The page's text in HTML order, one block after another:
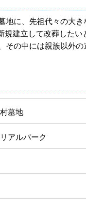
地に、先祖代々の大
建立して改葬したい
その中には親族以外
墓地
アルパーク